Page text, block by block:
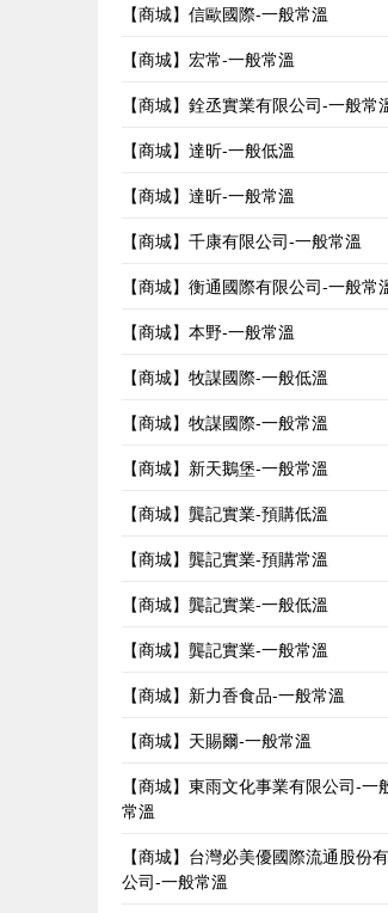
【商城】信歐國際-一般常溫
【商城】宏常-一般常溫
【商城】銓丞實業有限公司-一般常
【商城】達昕-一般低溫
【商城】達昕-一般常溫
【商城】千康有限公司-一般常溫
【商城】衡通國際有限公司-一般常
【商城】本野-一般常溫
【商城】牧謀國際-一般低溫
【商城】牧謀國際-一般常溫
【商城】新天鵝堡-一般常溫
【商城】龔記實業-預購低溫
【商城】龔記實業-預購常溫
【商城】龔記實業-一般低溫
【商城】龔記實業-一般常溫
【商城】新力香食品-一般常溫
【商城】天賜爾-一般常溫
【商城】東雨文化事業有限公司-一
常溫
【商城】台灣必美優國際流通股份
公司-一般常溫